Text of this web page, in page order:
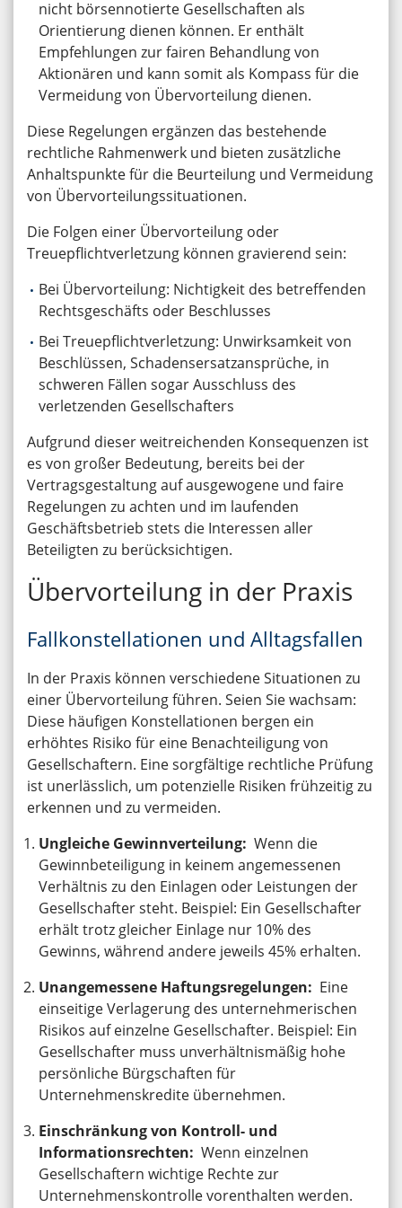
nicht börsennotierte Gesellschaften als
Orientierung dienen können. Er enthält
Empfehlungen zur fairen Behandlung von
Aktionären und kann somit als Kompass für die
Vermeidung von Übervorteilung dienen.
Diese Regelungen ergänzen das bestehende
rechtliche Rahmenwerk und bieten zusätzliche
Anhaltspunkte für die Beurteilung und Vermeidung
von Übervorteilungssituationen.
Die Folgen einer Übervorteilung oder
Treuepflichtverletzung können gravierend sein:
Bei Übervorteilung: Nichtigkeit des betreffenden
Rechtsgeschäfts oder Beschlusses
Bei Treuepflichtverletzung: Unwirksamkeit von
Beschlüssen, Schadensersatzansprüche, in
schweren Fällen sogar Ausschluss des
verletzenden Gesellschafters
Aufgrund dieser weitreichenden Konsequenzen ist
es von großer Bedeutung, bereits bei der
Vertragsgestaltung auf ausgewogene und faire
Regelungen zu achten und im laufenden
Geschäftsbetrieb stets die Interessen aller
Beteiligten zu berücksichtigen.
Übervorteilung in der Praxis
Fallkonstellationen und Alltagsfallen
In der Praxis können verschiedene Situationen zu
einer Übervorteilung führen. Seien Sie wachsam:
Diese häufigen Konstellationen bergen ein
erhöhtes Risiko für eine Benachteiligung von
Gesellschaftern. Eine sorgfältige rechtliche Prüfung
ist unerlässlich, um potenzielle Risiken frühzeitig zu
erkennen und zu vermeiden.
Ungleiche Gewinnverteilung: Wenn die
Gewinnbeteiligung in keinem angemessenen
Verhältnis zu den Einlagen oder Leistungen der
Gesellschafter steht. Beispiel: Ein Gesellschafter
erhält trotz gleicher Einlage nur 10% des
Gewinns, während andere jeweils 45% erhalten.
Unangemessene Haftungsregelungen: Eine
einseitige Verlagerung des unternehmerischen
Risikos auf einzelne Gesellschafter. Beispiel: Ein
Gesellschafter muss unverhältnismäßig hohe
persönliche Bürgschaften für
Unternehmenskredite übernehmen.
Einschränkung von Kontroll- und
Informationsrechten: Wenn einzelnen
Gesellschaftern wichtige Rechte zur
Unternehmenskontrolle vorenthalten werden.